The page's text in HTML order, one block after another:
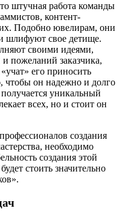
штучная работа команды
контент-
Подобно ювелирам, они
шлифуют свое детище.
своими идеями,
пожеланий заказчика,
его приносить
чтобы он надежно и долго
уникальный
всех, но и стоит он
создания
необходимо
создания этой
стоить значительно